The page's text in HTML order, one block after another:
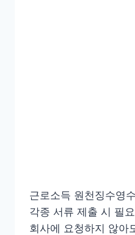
근로소득 원천징수영
각종 서류 제출 시 필
회사에 요청하지 않아